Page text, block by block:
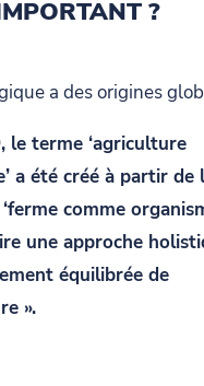
?
a des origines
le terme ‘agriculture
a été créé à partir de
comme
une approche
équilibrée de
».